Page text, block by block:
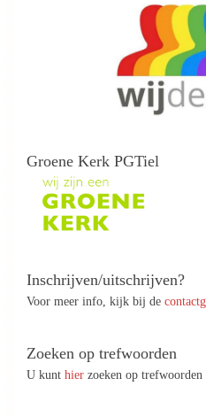
Groene Kerk PGTiel
Inschrijven/uitschrijven?
Voor meer info, kijk bij de
Zoeken op trefwoorden
U kunt hier zoeken op trefwoorden